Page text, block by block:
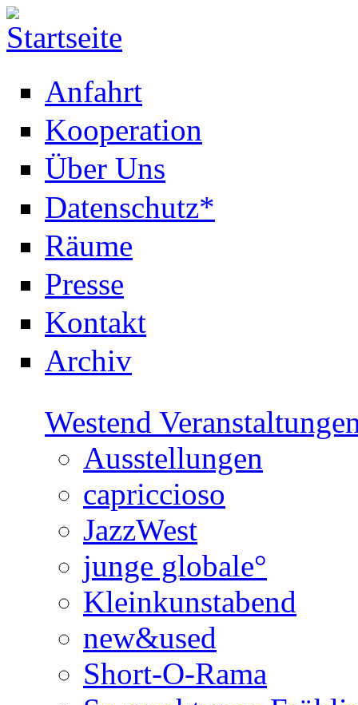
Anfahrt
Kooperation
Über Uns
Datenschutz*
Räume
Presse
Kontakt
Archiv
Westend
Ausstellungen
capriccioso
JazzWest
junge globale°
Kleinkunstabend
new&used
Short-O-Rama